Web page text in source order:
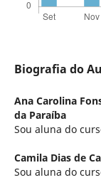
Biografia do
Ana Carolina
da Paraíba
Sou aluna do
Camila Dias de
Sou aluna do